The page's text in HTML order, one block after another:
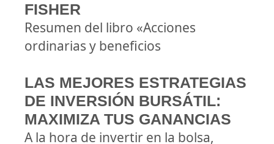
FISHER
Resumen del libro «Acciones
ordinarias y beneficios
LAS MEJORES ESTRATEGIAS
DE INVERSIÓN BURSÁTIL:
MAXIMIZA TUS GANANCIAS
A la hora de invertir en la bolsa,